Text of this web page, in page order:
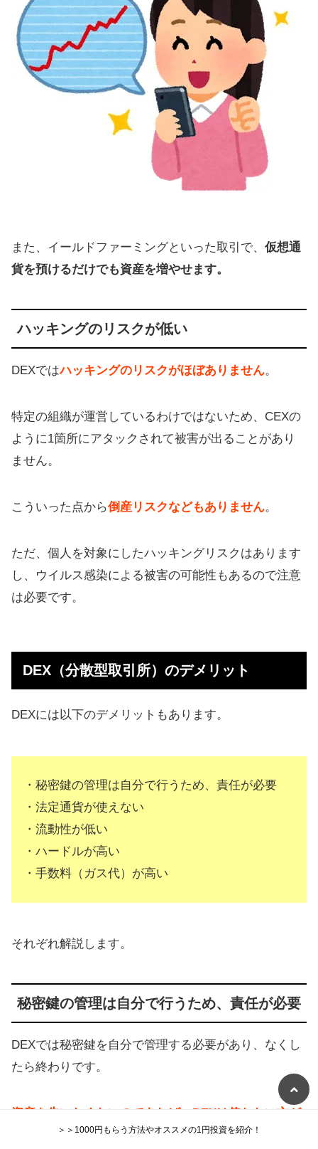
また、イールドファーミングといった取引で、 仮想通
貨を預けるだけでも資産を増やせます。
ハッキングのリスクが低い
DEXではハッキングのリスクがほぼありません。
特定の組織が運営しているわけではないため、CEXの
ように1箇所にアタックされて被害が出ることがあり
ません。
こういった点から倒産リスクなどもありません。
ただ、個人を対象にしたハッキングリスクはあります
し、ウイルス感染による被害の可能性もあるので注意
は必要です。
DEX（分散型取引所）のデメリット
DEXには以下のデメリットもあります。
・秘密鍵の管理は自分で行うため、責任が必要
・法定通貨が使えない
・流動性が低い
・ハードルが高い
・手数料（ガス代）が高い
それぞれ解説します。
秘密鍵の管理は自分で行うため、責任が必要
DEXでは秘密鍵を自分で管理する必要があり、なくし
たら終わりです。
資産を失いたくないのであれば、DEXは使わない方が
と思います。
＞＞1000円もらう方法やオススメの1円投資を紹介！